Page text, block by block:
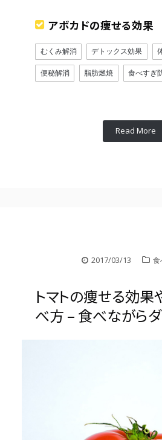
アボカドの痩せる効果
むくみ解消 デトックス効果
便秘解消 脂肪燃焼 食べすぎ
Read More
2017/03/13 食
トマトの痩せる効
べ方 – 食べながら